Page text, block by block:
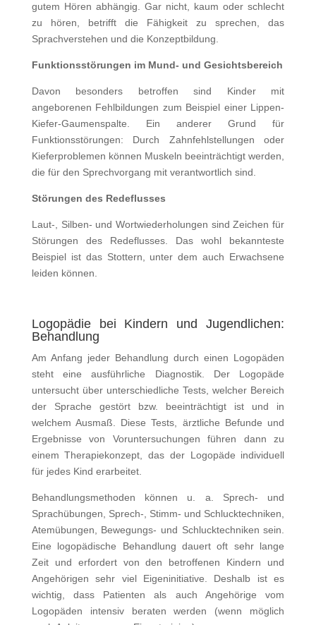
gutem Hören abhängig. Gar nicht, kaum oder schlecht
zu hören, betrifft die Fähigkeit zu sprechen, das
Sprachverstehen und die Konzeptbildung.
Funktionsstörungen im Mund- und Gesichtsbereich
Davon besonders betroffen sind Kinder mit
angeborenen Fehlbildungen zum Beispiel einer Lippen-
Kiefer-Gaumenspalte. Ein anderer Grund für
Funktionsstörungen: Durch Zahnfehlstellungen oder
Kieferproblemen können Muskeln beeinträchtigt werden,
die für den Sprechvorgang mit verantwortlich sind.
Störungen des Redeflusses
Laut-, Silben- und Wortwiederholungen sind Zeichen für
Störungen des Redeflusses. Das wohl bekannteste
Beispiel ist das Stottern, unter dem auch Erwachsene
leiden können.
Logopädie bei Kindern und Jugendlichen:
Behandlung
Am Anfang jeder Behandlung durch einen Logopäden
steht eine ausführliche Diagnostik. Der Logopäde
untersucht über unterschiedliche Tests, welcher Bereich
der Sprache gestört bzw. beeinträchtigt ist und in
welchem Ausmaß. Diese Tests, ärztliche Befunde und
Ergebnisse von Voruntersuchungen führen dann zu
einem Therapiekonzept, das der Logopäde individuell
für jedes Kind erarbeitet.
Behandlungsmethoden können u. a. Sprech- und
Sprachübungen, Sprech-, Stimm- und Schlucktechniken,
Atemübungen, Bewegungs- und Schlucktechniken sein.
Eine logopädische Behandlung dauert oft sehr lange
Zeit und erfordert von den betroffenen Kindern und
Angehörigen sehr viel Eigeninitiative. Deshalb ist es
wichtig, dass Patienten als auch Angehörige vom
Logopäden intensiv beraten werden (wenn möglich